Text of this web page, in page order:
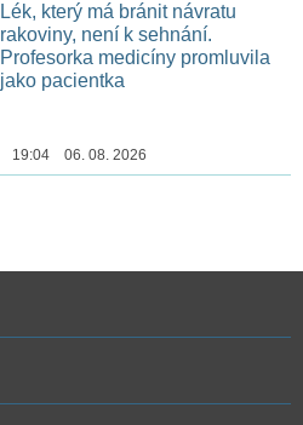
Lék, který má bránit návratu
rakoviny, není k sehnání.
Profesorka medicíny promluvila
jako pacientka
19:04 06. 08. 2026